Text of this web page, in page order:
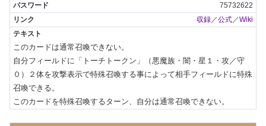
75732622
収録 ／公式 ／Wiki
このカードは通常召喚できない。
自分フィールドに「トーチトークン」（悪魔族・闇・星１・攻／守
０）２体を攻撃表示で特殊召喚する事によって相手フィールドに特殊
召喚できる。
このカードを特殊召喚するターン、自分は通常召喚できない。